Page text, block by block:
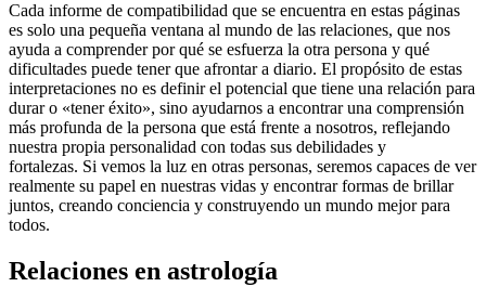
Cada informe de compatibilidad que se encuentra en estas páginas
es solo una pequeña ventana al mundo de las relaciones, que nos
ayuda a comprender por qué se esfuerza la otra persona y qué
dificultades puede tener que afrontar a diario. El propósito de estas
interpretaciones no es definir el potencial que tiene una relación para
durar o «tener éxito», sino ayudarnos a encontrar una comprensión
más profunda de la persona que está frente a nosotros, reflejando
nuestra propia personalidad con todas sus debilidades y
fortalezas. Si vemos la luz en otras personas, seremos capaces de ver
realmente su papel en nuestras vidas y encontrar formas de brillar
juntos, creando conciencia y construyendo un mundo mejor para
todos.
Relaciones en astrología